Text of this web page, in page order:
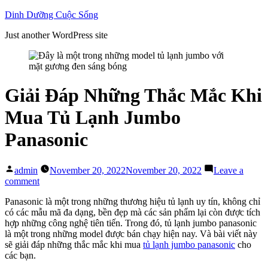
Skip
content
Dinh Dưỡng Cuộc Sống
Just another WordPress site
Giải Đáp Những Thắc Mắc Khi
Mua Tủ Lạnh Jumbo
Panasonic
Posted
by
admin November 20, 2022November 20, 2022
Leave a
commenton
Đáp
Những
Thắc
Mắc
Khi
Panasonic là một trong những thương hiệu tủ lạnh uy tín, không chỉ
có các mẫu mã đa dạng, bền đẹp mà các sản phẩm lại còn được tích
hợp những công nghệ tiên tiến. Trong đó, tủ lạnh jumbo panasonic
là một trong những model được bán chạy hiện nay. Và bài viết này
sẽ giải đáp những thắc mắc khi mua tủ lạnh jumbo panasonic cho
các bạn.